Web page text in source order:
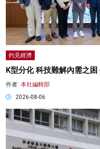
灼見經濟
K型分化 科技難解內需之
作者: 本社編輯部
2026-08-06